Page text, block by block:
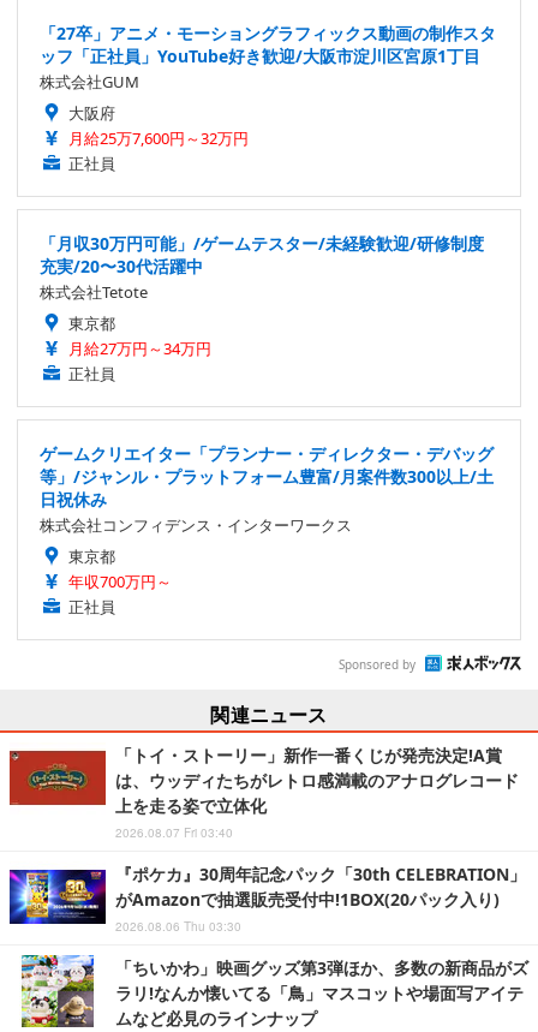
「27卒」アニメ・モーショングラフィックス動画の制作スタ
ッフ「正社員」YouTube好き歓迎/大阪市淀川区宮原1丁目
株式会社GUM
大阪府
月給25万7,600円～32万円
正社員
「月収30万円可能」/ゲームテスター/未経験歓迎/研修制度
充実/20〜30代活躍中
株式会社Tetote
東京都
月給27万円～34万円
正社員
ゲームクリエイター「プランナー・ディレクター・デバッグ
等」/ジャンル・プラットフォーム豊富/月案件数300以上/土
日祝休み
株式会社コンフィデンス・インターワークス
東京都
年収700万円～
正社員
Sponsored by
関連ニュース
「トイ・ストーリー」新作一番くじが発売決定!A賞
は、ウッディたちがレトロ感満載のアナログレコード
上を走る姿で立体化
2026.08.07 Fri 03:40
『ポケカ』30周年記念パック「30th CELEBRATION」
がAmazonで抽選販売受付中!1BOX(20パック入り)
2026.08.06 Thu 03:30
「ちいかわ」映画グッズ第3弾ほか、多数の新商品がズ
ラリ!なんか懐いてる「鳥」マスコットや場面写アイテ
ムなど必見のラインナップ